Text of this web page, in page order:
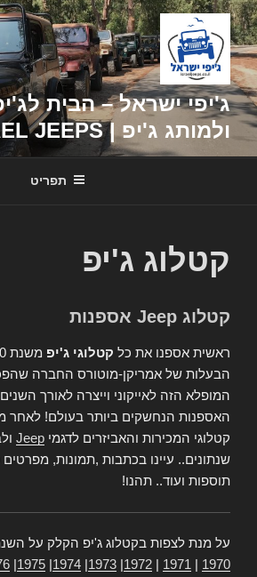
דילוג
לתוכן
ג'יפי ישראל – הבית
ולמותג ג'יפ | ISRAEL JEEPS
תפריט
קטלוג ג'יפ
קטלוג Jeep אספנות
ראשית אספנו את כל קטלוגי ג'יפ
הבעלות של אמריקן-מוטורס החברה
המופלא הזה לאייקוני וייצרה לאורך
האספנות הנחשקים ביותר בעולם! לאחר
קטלוגי המכירות והאביזרים לדגמי Jeep
שנתונים.. עיינו בכתבות ,תמונות, מפרטים
תוספות ועוד.. תהנו!
על מנת לצפות בקטלוג ג'יפ הקלק על
1970
1971
1972
1973
1974
1975